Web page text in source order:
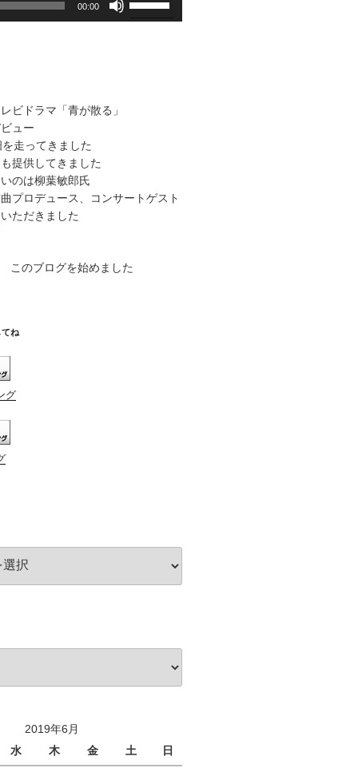
00:00
印
ビドラマ「青が散る」
ュー
走ってきました
提供してきました
のは柳葉敏郎氏
プロデュース、コンサートゲスト
ただきました
このブログを始めました
ね
グ
2019年6月
水 木 金 土 日